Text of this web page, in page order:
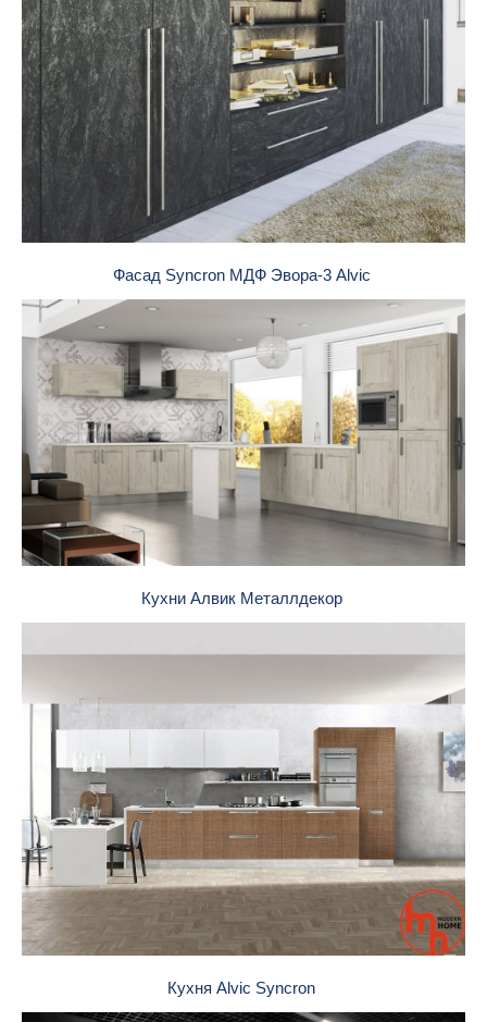
Фасад Syncron МДФ Эвора-3 Alvic
Кухни Алвик Металлдекор
Кухня Alvic Syncron